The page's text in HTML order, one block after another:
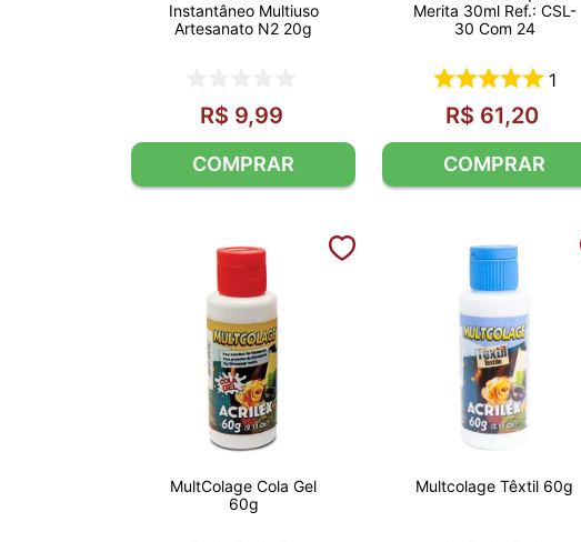
Instantâneo Multiuso
Artesanato N2 20g
R$ 9,99
COMPRAR
Merita 30ml Ref.: CSL-
30 Com 24
1
R$ 61,20
COMPRAR
MultColage Cola Gel
60g
Multcolage Têxtil 60g